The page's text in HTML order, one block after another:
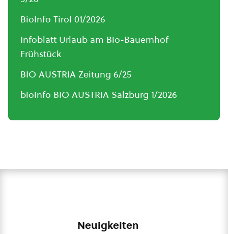
BioInfo Tirol 01/2026
Infoblatt Urlaub am Bio-Bauernhof
Frühstück
BIO AUSTRIA Zeitung 6/25
bioinfo BIO AUSTRIA Salzburg 1/2026
Neuigkeiten